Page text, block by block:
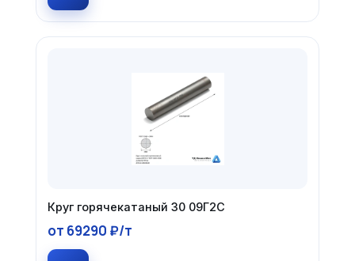
Круг горячекатаный 30 09Г2С
от 69290 ₽/т